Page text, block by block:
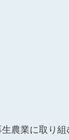
農業に取り